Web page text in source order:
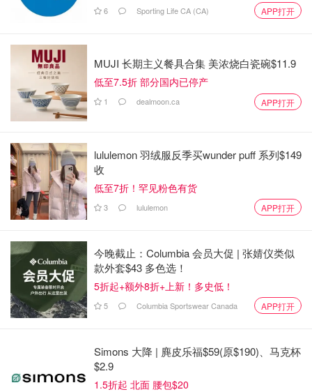
6 Sporting Life CA (CA) APP打开
MUJI 长期主义餐具合集 美浓烧白瓷碗$11.9
低至7.5折 部分国内已停产
1 dealmoon.ca APP打开
lululemon 羽绒服反季买wunder puff 系列$149
收
低至7折！罕见粉色有货
3 lululemon APP打开
今晚截止：Columbia 会员大促 | 张婧仪类似
款外套$43 多色选！
5折起+额外8折+上新！多史低！
5 Columbia Sportswear Canada APP打开
Simons 大降 | 麂皮乐福$59(原$190)、马克杯
$2.9
1.5折起 北面 腰包$20